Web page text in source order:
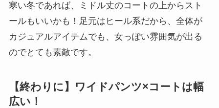
寒い冬であれば、ミドル丈のコートの上からスト
ールもいいかも！足元はヒール系だから、全体が
カジュアルアイテムでも、女っぽい雰囲気が出る
のでとても素敵です。
【終わりに】ワイドパンツ×コートは幅
広い！